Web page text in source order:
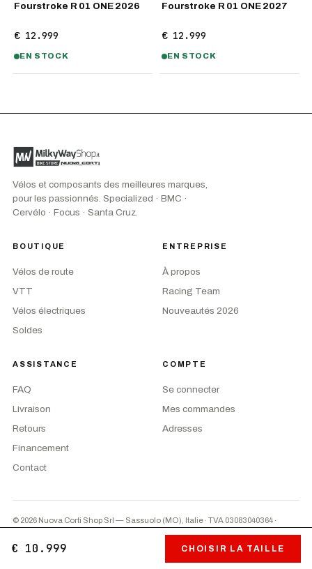
Fourstroke R 01 ONE 2026
€ 12.999
EN STOCK
Fourstroke R 01 ONE 2027
€ 12.999
EN STOCK
€ 10.999 CHOISIR LA TAILLE
Vélos et composants des meilleures marques,
pour les passionnés. Specialized · BMC ·
Cervélo · Focus · Santa Cruz.
BOUTIQUE
Vélos de route
VTT
Vélos électriques
Soldes
ENTREPRISE
À propos
Racing Team
Nouveautés 2026
ASSISTANCE
FAQ
Livraison
Retours
Financement
Contact
COMPTE
Se connecter
Mes commandes
Adresses
© 2026 Nuova Corti Shop Srl — Sassuolo (MO), Italie · TVA 03083040364 ·
PayPal Paiement à la livraison Virement